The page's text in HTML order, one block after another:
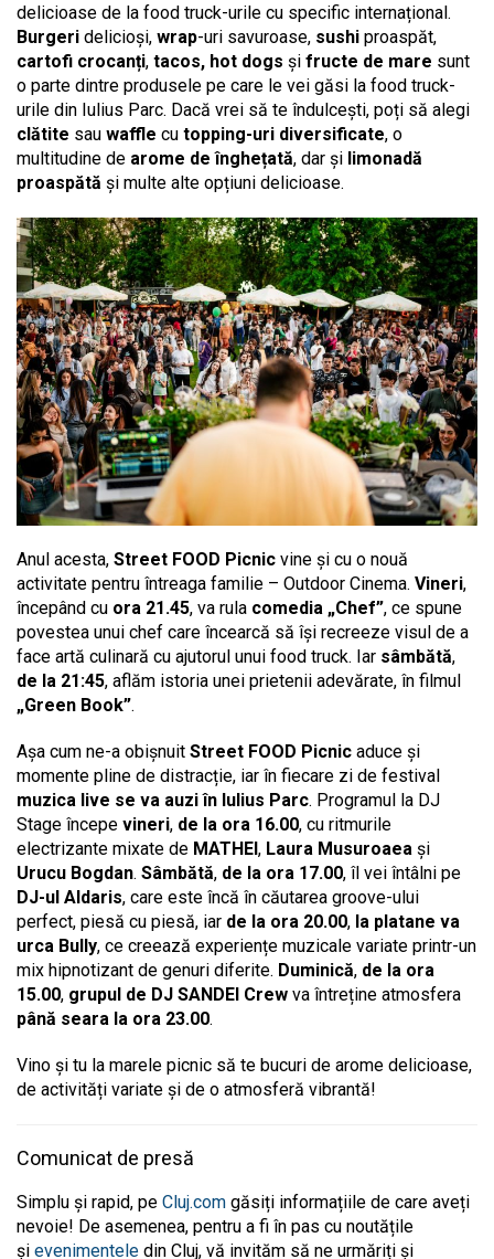
delicioase de la food truck-urile cu specific internațional.
Burgeri delicioși, wrap-uri savuroase, sushi proaspăt,
cartofi crocanți, tacos, hot dogs și fructe de mare sunt
o parte dintre produsele pe care le vei găsi la food truck-
urile din Iulius Parc. Dacă vrei să te îndulcești, poți să alegi
clătite sau waffle cu topping-uri diversificate, o
multitudine de arome de înghețată, dar și limonadă
proaspătă și multe alte opțiuni delicioase.
Anul acesta, Street FOOD Picnic vine și cu o nouă
activitate pentru întreaga familie – Outdoor Cinema. Vineri,
începând cu ora 21.45, va rula comedia „Chef”, ce spune
povestea unui chef care încearcă să își recreeze visul de a
face artă culinară cu ajutorul unui food truck. Iar sâmbătă,
de la 21:45, aflăm istoria unei prietenii adevărate, în filmul
„Green Book”.
Așa cum ne-a obișnuit Street FOOD Picnic aduce și
momente pline de distracție, iar în fiecare zi de festival
muzica live se va auzi în Iulius Parc. Programul la DJ
Stage începe vineri, de la ora 16.00, cu ritmurile
electrizante mixate de MATHEI, Laura Musuroaea și
Urucu Bogdan. Sâmbătă, de la ora 17.00, îl vei întâlni pe
DJ-ul Aldaris, care este încă în căutarea groove-ului
perfect, piesă cu piesă, iar de la ora 20.00, la platane va
urca Bully, ce creează experiențe muzicale variate printr-un
mix hipnotizant de genuri diferite. Duminică, de la ora
15.00, grupul de DJ SANDEI Crew va întreține atmosfera
până seara la ora 23.00.
Vino și tu la marele picnic să te bucuri de arome delicioase,
de activități variate și de o atmosferă vibrantă!
Comunicat de presă
Simplu și rapid, pe Cluj.com găsiți informațiile de care aveți
nevoie! De asemenea, pentru a fi în pas cu noutățile
și evenimentele din Cluj, vă invităm să ne urmăriți și